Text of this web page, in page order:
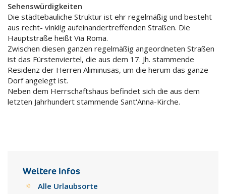
Sehenswürdigkeiten
Die städtebauliche Struktur ist ehr regelmäßig und besteht
aus recht- vinklig aufeinandertreffenden Straßen. Die
Hauptstraße heißt Via Roma.
Zwischen diesen ganzen regelmäßig angeordneten Straßen
ist das Fürstenviertel, die aus dem 17. Jh. stammende
Residenz der Herren Aliminusas, um die herum das ganze
Dorf angelegt ist.
Neben dem Herrschaftshaus befindet sich die aus dem
letzten Jahrhundert stammende Sant'Anna-Kirche.
Weitere Infos
Alle Urlaubsorte